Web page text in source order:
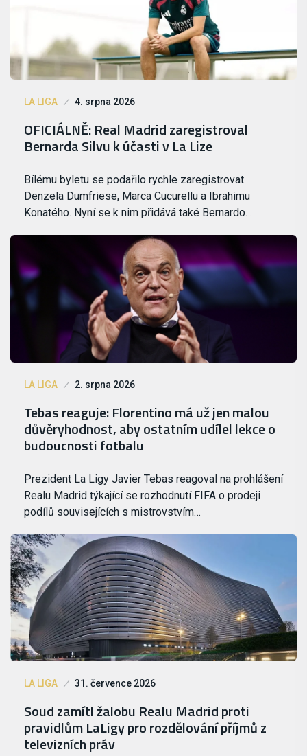
LA LIGA 4. srpna 2026
OFICIÁLNĚ: Real Madrid zaregistroval
Bernarda Silvu k účasti v La Lize
Bílému byletu se podařilo rychle zaregistrovat
Denzela Dumfriese, Marca Cucurellu a Ibrahimu
Konatého. Nyní se k nim přidává také Bernardo…
LA LIGA 2. srpna 2026
Tebas reaguje: Florentino má už jen malou
důvěryhodnost, aby ostatním udílel lekce o
budoucnosti fotbalu
Prezident La Ligy Javier Tebas reagoval na prohlášení
Realu Madrid týkající se rozhodnutí FIFA o prodeji
podílů souvisejících s mistrovstvím…
LA LIGA 31. července 2026
Soud zamítl žalobu Realu Madrid proti
pravidlům LaLigy pro rozdělování příjmů z
televizních práv